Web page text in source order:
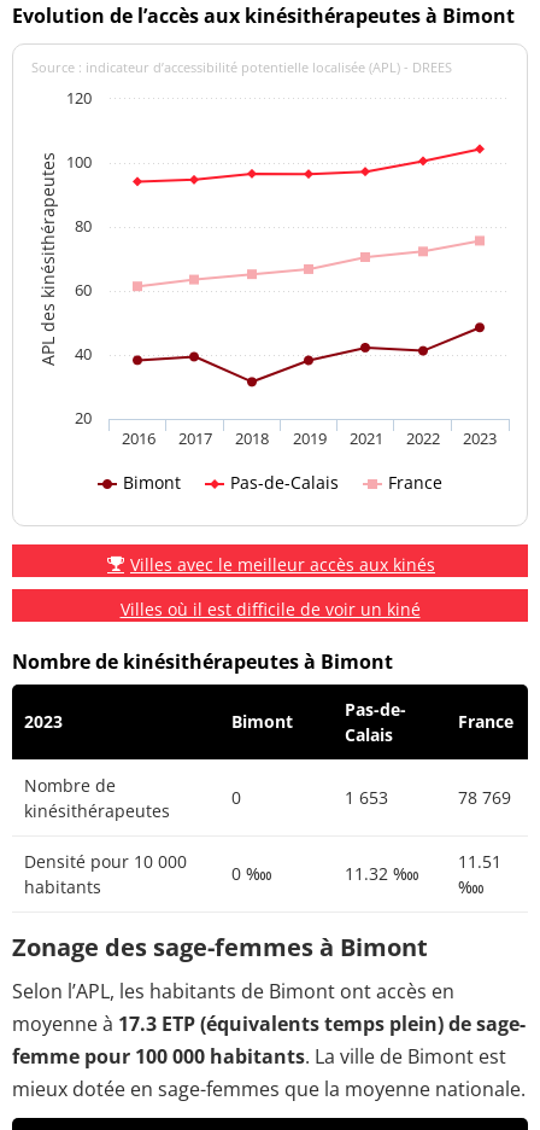
Evolution de l’accès aux kinésithérapeutes à Bimont
APL des kinésithérapeutes
Source : indicateur d’accessibilité potentielle localisée (APL) - DREES
Bimont Pas-de-Calais France
2016 2017 2018 2019 2021 2022 2023
20
40
60
80
100
120
Villes avec le meilleur accès aux kinés
Villes où il est difficile de voir un kiné
Nombre de kinésithérapeutes à Bimont
2023 Bimont
Pas-de-
Calais
France
Nombre de
kinésithérapeutes
0 1 653 78 769
Densité pour 10 000
habitants
0 ‱ 11.32 ‱
11.51
‱
Zonage des sage-femmes à Bimont
Selon l’APL, les habitants de Bimont ont accès en
moyenne à 17.3 ETP (équivalents temps plein) de sage-
femme pour 100 000 habitants. La ville de Bimont est
mieux dotée en sage-femmes que la moyenne nationale.